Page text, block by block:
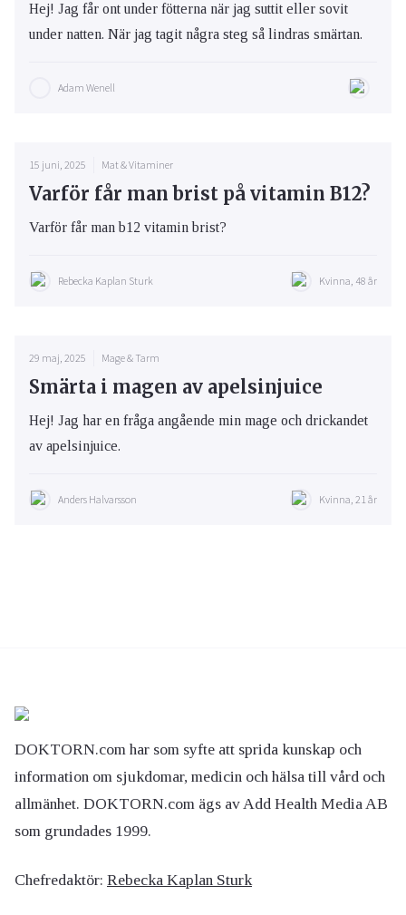
Hej! Jag får ont under fötterna när jag suttit eller sovit
under natten. När jag tagit några steg så lindras smärtan.
Adam Wenell
15 juni, 2025 Mat & Vitaminer
Varför får man brist på vitamin B12?
Varför får man b12 vitamin brist?
Rebecka Kaplan Sturk Kvinna, 48 år
29 maj, 2025 Mage & Tarm
Smärta i magen av apelsinjuice
Hej! Jag har en fråga angående min mage och drickandet
av apelsinjuice.
Anders Halvarsson Kvinna, 21 år
DOKTORN.com har som syfte att sprida kunskap och
information om sjukdomar, medicin och hälsa till vård och
allmänhet. DOKTORN.com ägs av Add Health Media AB
som grundades 1999.
Chefredaktör: Rebecka Kaplan Sturk